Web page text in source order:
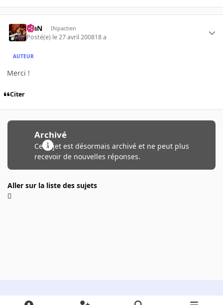
KiaN INpactien
Posté(e) le 27 avril 200818 a
AUTEUR
Merci !
Citer
Archivé
Ce sujet est désormais archivé et ne peut plus
recevoir de nouvelles réponses.
Aller sur la liste des sujets